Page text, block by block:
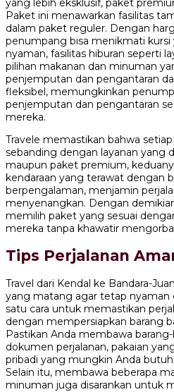
yang lebih eksklusif, paket
Paket ini menawarkan fasilitas
dalam paket reguler. Dengan
penumpang bisa menikmati kursi
nyaman, fasilitas hiburan seperti
pilihan makanan dan minuman
penjemputan dan pengantaran
fleksibel, memungkinkan
penjemputan dan pengantaran
mereka.
Travele memastikan bahwa
sebanding dengan layanan yang
maupun paket premium,
kendaraan yang terawat dengan
berpengalaman, menjamin
menyenangkan. Dengan
memilih paket yang sesuai
mereka tanpa khawatir
Tips Perjalanan
Travel dari Kendal ke Bandara-
yang matang agar tetap nyaman
satu cara untuk memastikan
dengan mempersiapkan barang
Pastikan Anda membawa
dokumen perjalanan, pakaian
pribadi yang mungkin Anda
Selain itu, membawa beberapa
minuman juga disarankan untuk